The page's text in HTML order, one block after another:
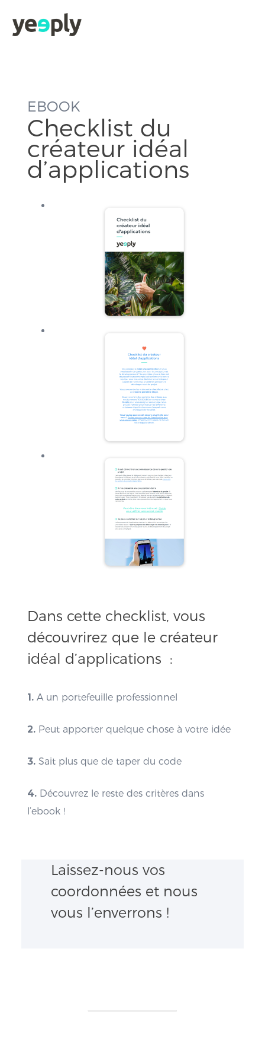
EBOOK
Checklist du
créateur idéal
d’applications
Dans cette checklist, vous
découvrirez que le créateur
idéal d’applications :
1. A un portefeuille professionnel
2. Peut apporter quelque chose à votre idée
3. Sait plus que de taper du code
4. Découvrez le reste des critères dans
l’ebook !
Laissez-nous vos
coordonnées et nous
vous l’enverrons !